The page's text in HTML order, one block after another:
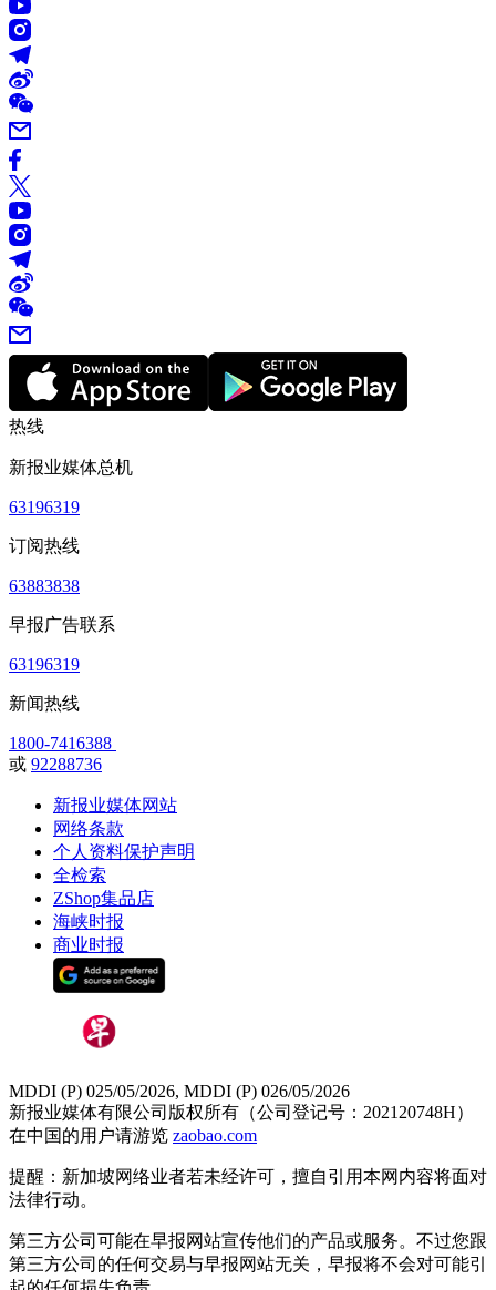
热线
新报业媒体总机
63196319
订阅热线
63883838
早报广告联系
63196319
新闻热线
1800-7416388
或 92288736
新报业媒体网站
网络条款
个人资料保护声明
全检索
ZShop集品店
海峡时报
商业时报
MDDI (P) 025/05/2026, MDDI (P) 026/05/2026
新报业媒体有限公司版权所有（公司登记号：202120748H）
在中国的用户请游览 zaobao.com
提醒：新加坡网络业者若未经许可，擅自引用本网内容将面对
法律行动。
第三方公司可能在早报网站宣传他们的产品或服务。不过您跟
第三方公司的任何交易与早报网站无关，早报将不会对可能引